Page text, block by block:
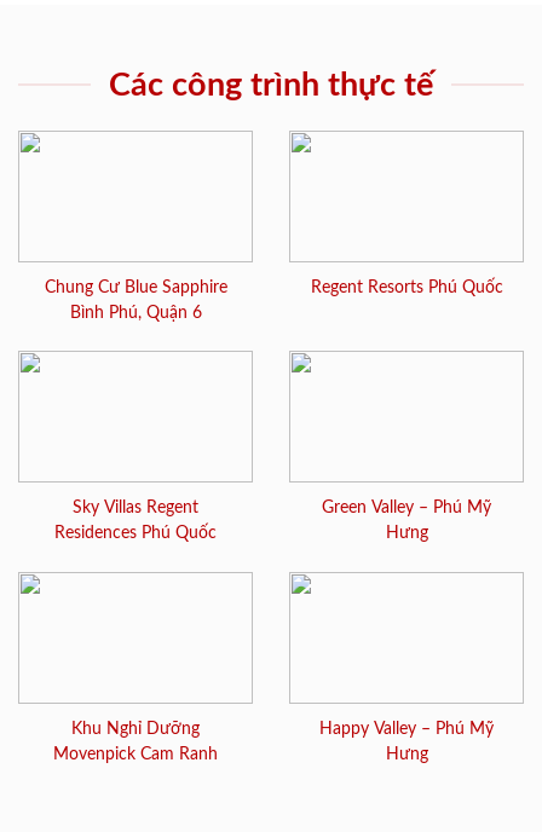
Các công trình thực tế
Chung Cư Blue Sapphire
Bình Phú, Quận 6
Regent Resorts Phú Quốc
Sky Villas Regent
Residences Phú Quốc
Green Valley – Phú Mỹ
Hưng
Khu Nghỉ Dưỡng
Movenpick Cam Ranh
Happy Valley – Phú Mỹ
Hưng